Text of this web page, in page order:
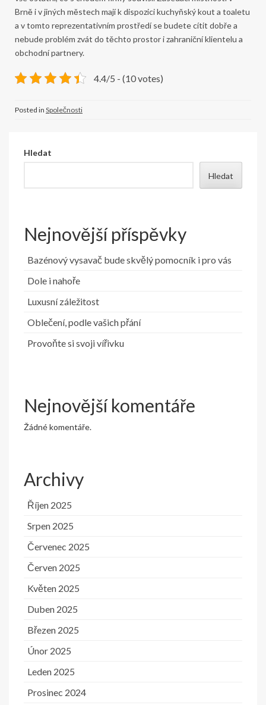
Brně i v jiných městech mají k dispozici kuchyňský kout a toaletu
a v tomto reprezentativním prostředí se budete cítit dobře a
nebude problém zvát do těchto prostor i zahraniční klientelu a
obchodní partnery.
4.4/5 - (10 votes)
Posted in Společnosti
Hledat
Hledat
Nejnovější příspěvky
Bazénový vysavač bude skvělý pomocník i pro vás
Dole i nahoře
Luxusní záležitost
Oblečení, podle vašich přání
Provoňte si svoji vířivku
Nejnovější komentáře
Žádné komentáře.
Archivy
Říjen 2025
Srpen 2025
Červenec 2025
Červen 2025
Květen 2025
Duben 2025
Březen 2025
Únor 2025
Leden 2025
Prosinec 2024